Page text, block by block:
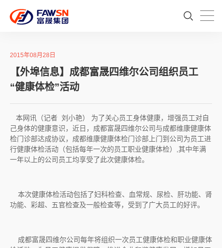
2015年08月28日
【外埠信息】成都富晟四维尔公司组织员工
“健康体检”活动
本网讯（记者 刘小艳） 为了关心员工身体健康，增强员工对自
己身体的健康意识，近日，成都富晟四维尔公司与成都维康健康体
检门诊部达成协议，成都维康健康体检门诊部上门到公司为员工进
行健康体检活动（包括每年一次的员工职业健康体检）,其中年满
一年以上的公司员工均享受了此次健康体检。
本次健康体检活动包括了妇科检查、血常规、尿检、肝功能、肾
功能、彩超、五官检查及一般检查等，受到了广大员工的好评。
成都富晟四维尔公司每年将组织一次员工健康体检和职业健康体